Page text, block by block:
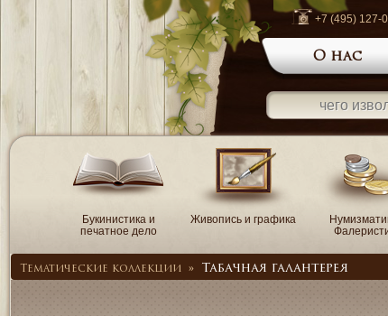
+7 (495) 127-
О нас
Букинистика и
печатное дело
Живопись и графика
Тематические коллекции » Табачная галантерея